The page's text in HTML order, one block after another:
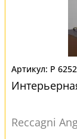
P
Reccagni